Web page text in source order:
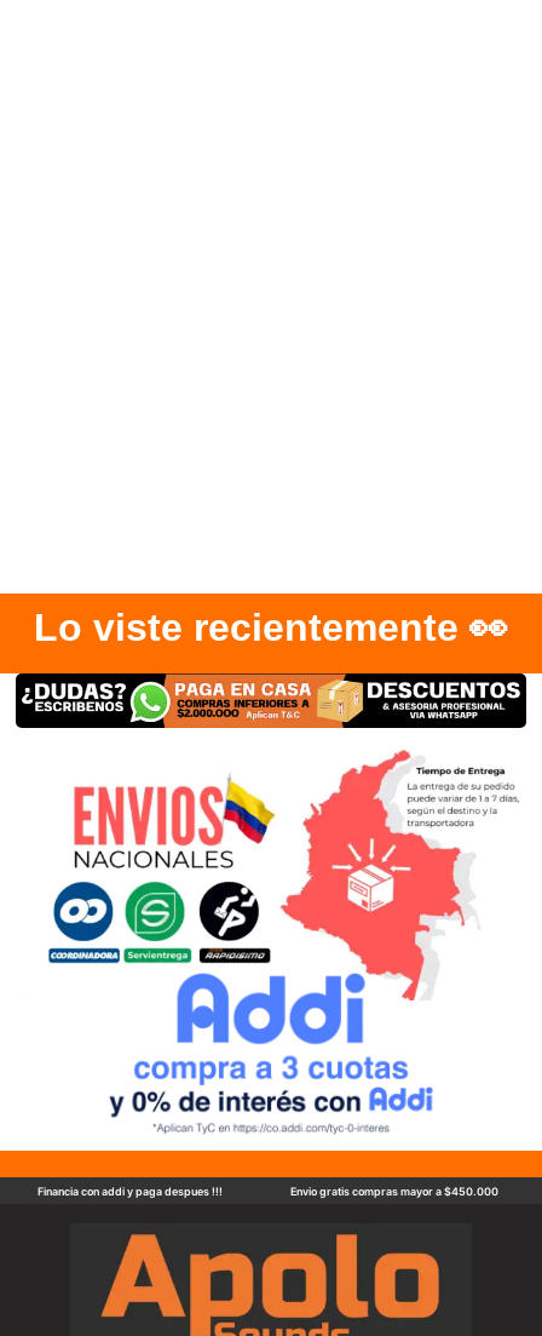
Lo viste recientemente 👀
Financia con addi y paga despues !!! Envio gratis compras mayor a $450.000